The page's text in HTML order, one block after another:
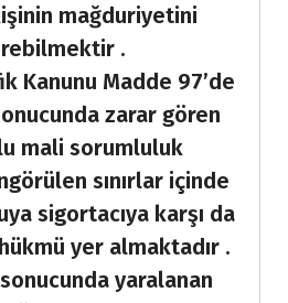
mağduriyetini
.
Kanunu Madde 97’de
zarar gören
mali sorumluluk
sınırlar içinde
sigortacıya karşı da
yer almaktadır .
yaralanan